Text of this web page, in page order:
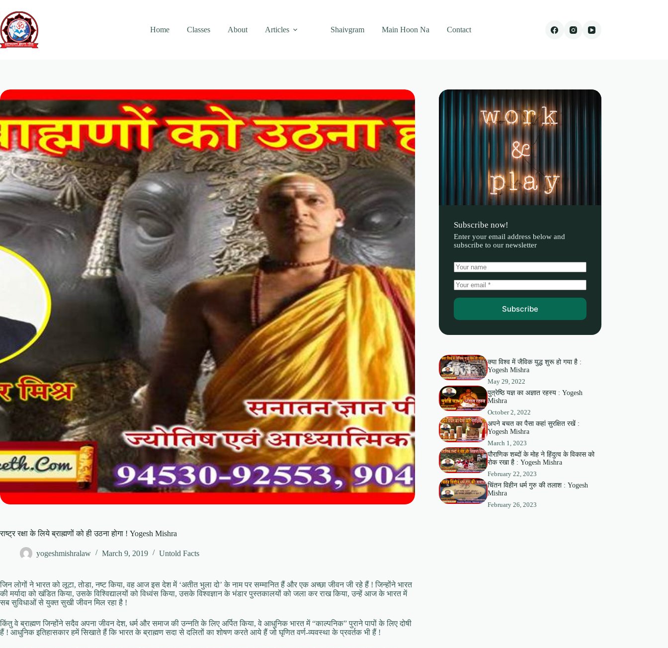
content
Home
Classes About Articles Shaivgram Main Hoon Na Contact
राष्ट्र रक्षा के लिये ब्राह्मणों को ही उठना होगा ! Yogesh Mishra
yogeshmishralaw March 9, 2019 Untold Facts
जिन लोगों ने भारत को लूटा, तोडा, नष्ट किया, वह आज इस देश में ‘अतीत भुला दो’ के नाम पर सम्मानित हैं और एक अच्छा जीवन जी रहे हैं ! जिन्होंने भारत
की मर्यादा को खंडित किया, उसके विश्विद्यालयों को विध्वंस किया, उसके विश्वज्ञान के भंडार पुस्तकालयों को जला कर राख किया, उन्हें आज के भारत में
सब सुविधाओं से युक्त सुखी जीवन मिल रहा है !
किंतु वे ब्राह्मण जिन्होंने सदैव अपना जीवन देश, धर्म और समाज की उन्नति के लिए अर्पित किया, वे आधुनिक भारत में “काल्पनिक” पुराने पापों के लिए दोषी
हैं ! आधुनिक इतिहासकार हमें सिखाते हैं कि भारत के ब्राह्मण सदा से दलितों का शोषण करते आये हैं जो घृणित वर्ण-व्यवस्था के प्रवर्तक भी हैं !
Subscribe now!
Enter your email address below and
subscribe to our newsletter
Subscribe
क्या विश्व में जैविक युद्ध शुरू हो गया है :
Yogesh Mishra
May 29, 2022
पुत्रेष्ठि यज्ञ का अज्ञात रहस्य : Yogesh
Mishra
October 2, 2022
अपने बचत का पैसा कहां सुरक्षित रखें :
Yogesh Mishra
March 1, 2023
पौराणिक शब्दों के मोह ने हिंदुत्व के विकास को
रोक रखा है : Yogesh Mishra
February 22, 2023
चिंतन विहीन धर्म गुरु की तलाश : Yogesh
Mishra
February 26, 2023